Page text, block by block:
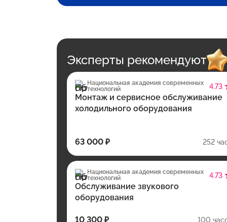
Эксперты рекомендуют
Национальная академия современных
технологий
4.73
Монтаж и сервисное обслуживание
холодильного оборудования
63 000 ₽ 252
Национальная академия современных
технологий
4.73
Обслуживание звукового
оборудования
10 300 ₽ 100